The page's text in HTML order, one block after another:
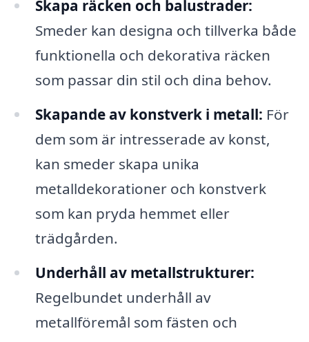
Skapa räcken och balustrader:
Smeder kan designa och tillverka både
funktionella och dekorativa räcken
som passar din stil och dina behov.
Skapande av konstverk i metall: För
dem som är intresserade av konst,
kan smeder skapa unika
metalldekorationer och konstverk
som kan pryda hemmet eller
trädgården.
Underhåll av metallstrukturer:
Regelbundet underhåll av
metallföremål som fästen och